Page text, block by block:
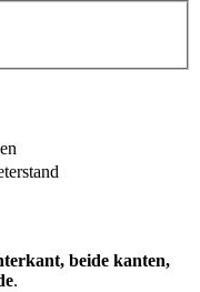
beide kanten,
.